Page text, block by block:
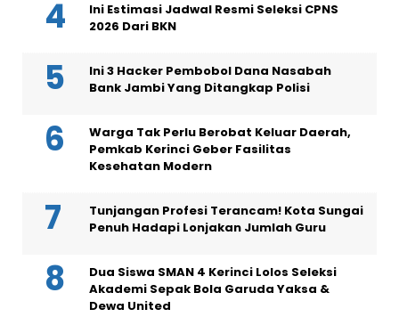
Ini Estimasi Jadwal Resmi Seleksi CPNS
2026 Dari BKN
Ini 3 Hacker Pembobol Dana Nasabah
Bank Jambi Yang Ditangkap Polisi
Warga Tak Perlu Berobat Keluar Daerah,
Pemkab Kerinci Geber Fasilitas
Kesehatan Modern
Tunjangan Profesi Terancam! Kota Sungai
Penuh Hadapi Lonjakan Jumlah Guru
Dua Siswa SMAN 4 Kerinci Lolos Seleksi
Akademi Sepak Bola Garuda Yaksa &
Dewa United